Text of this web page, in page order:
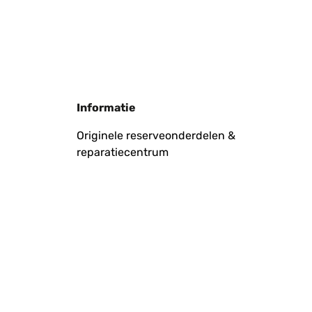
Informatie
Originele reserveonderdelen &
reparatiecentrum